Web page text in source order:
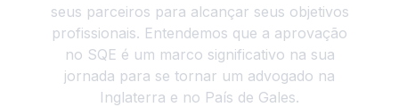
seus parceiros para alcançar seus objetivos
profissionais. Entendemos que a aprovação
no SQE é um marco significativo na sua
jornada para se tornar um advogado na
Inglaterra e no País de Gales.